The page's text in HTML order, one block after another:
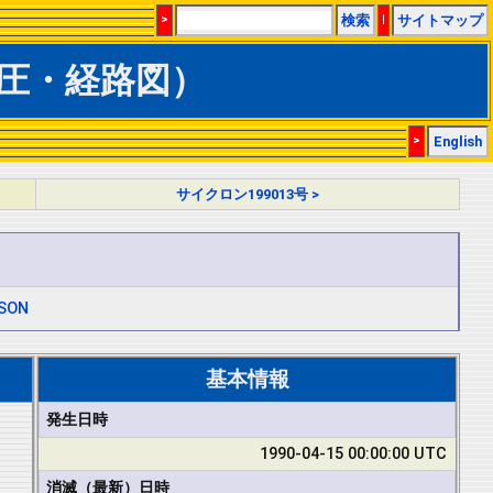
> 検索 | サイトマップ
経路図）
> English
サイクロン199013号 >
基本情報
発生日時
1990-04-15 00:00:00 UTC
消滅（最新）日時